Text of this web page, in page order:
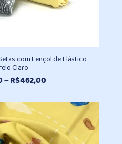
com Lençol de Elástico
Claro
–R$462,00Faixa
preço:
R$336,80
através
R$462,00